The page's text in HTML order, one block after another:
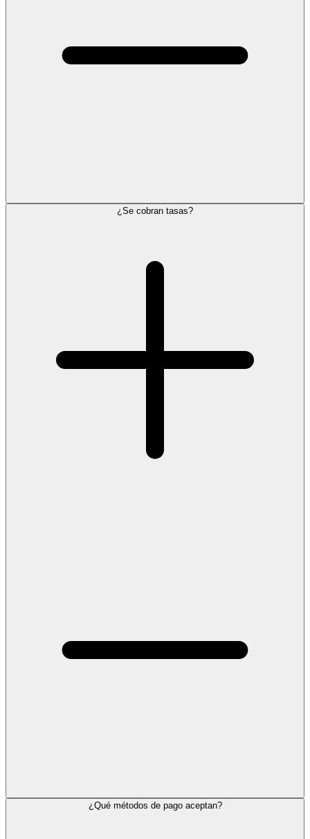
¿Se cobran tasas?
¿Qué métodos de pago aceptan?